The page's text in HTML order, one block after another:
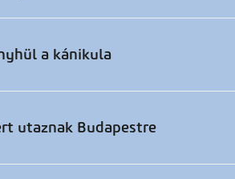
a kánikula
utaznak Budapestre